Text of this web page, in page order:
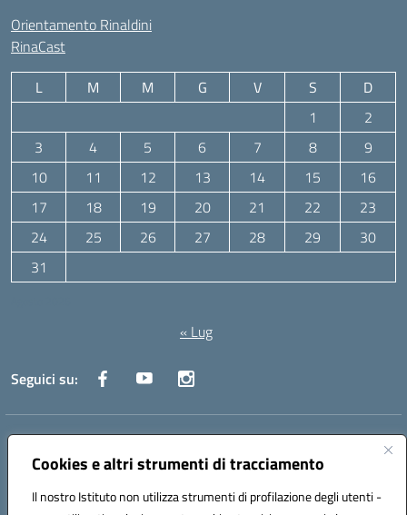
Cookies e altri strumenti di tracciamento
Il nostro Istituto non utilizza strumenti di profilazione degli utenti -
Orientamento Rinaldini
RinaCast
L M M G V S
D
1
2
3
4 5 6 7 8
9
10
11 12 13 14 15
16
17
18 19 20 21 22
23
24
25 26 27 28 29
30
31
« Lug
Seguici su:
Indirizzo:Via Canale 1, Ancona
Centralino:071 204723 Email:anpc010006@istruzione.it